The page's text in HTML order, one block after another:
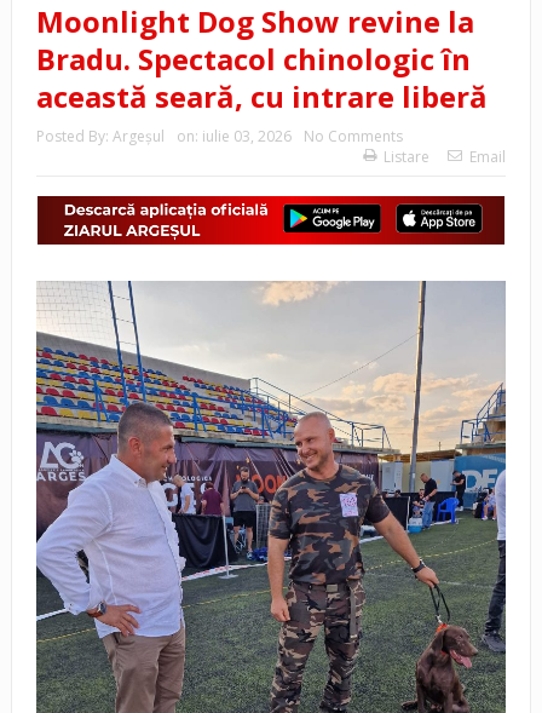
Moonlight Dog Show revine la
Bradu. Spectacol chinologic în
această seară, cu intrare liberă
Posted By: Argeşul on: iulie 03, 2026
No Comments
Listare
Email